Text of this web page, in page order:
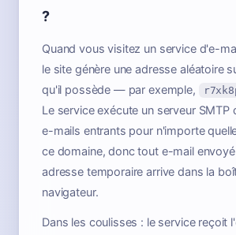
?
Quand vous visitez un service d'e-
le site génère une adresse aléatoire
qu'il possède — par exemple,
Le service exécute un serveur SMTP
e-mails entrants pour n'importe
ce domaine, donc tout e-mail
adresse temporaire arrive dans la
navigateur.
Dans les coulisses : le service reçoit